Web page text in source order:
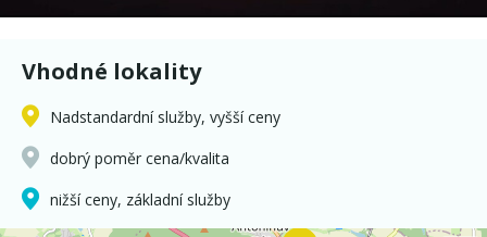
Vhodné lokality
Nadstandardní služby, vyšší ceny
dobrý poměr cena/kvalita
nižší ceny, základní služby